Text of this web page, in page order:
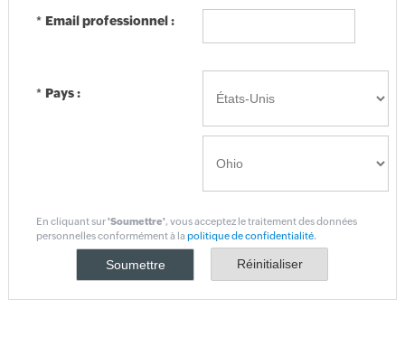
* Email professionnel :
* Pays :
En cliquant sur'Soumettre', vous acceptez le traitement des données
personnelles conformément à la politique de confidentialité.